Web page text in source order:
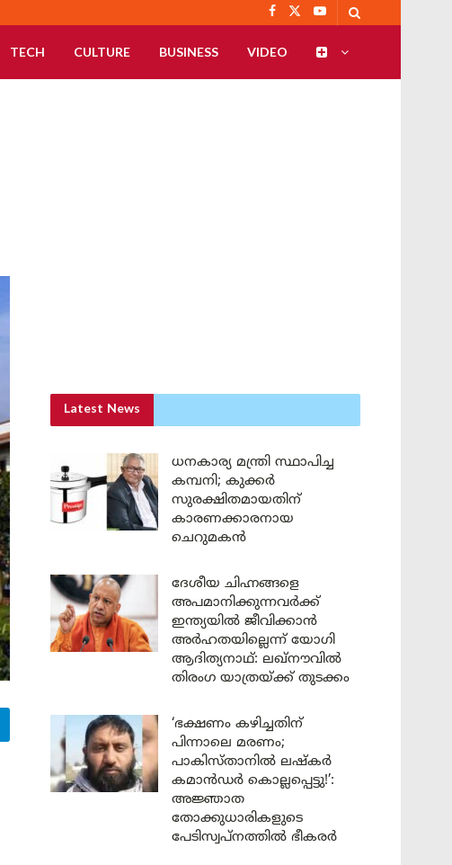
TECH CULTURE BUSINESS VIDEO
Latest News
ധനകാര്യ മന്ത്രി സ്ഥാപിച്ച
കമ്പനി; കുക്കർ
സുരക്ഷിതമായതിന്
കാരണക്കാരനായ
ചെറുമകൻ
ദേശീയ ചിഹ്നങ്ങളെ
അപമാനിക്കുന്നവർക്ക്
ഇന്ത്യയിൽ ജീവിക്കാൻ
അർഹതയില്ലെന്ന് യോഗി
ആദിത്യനാഥ്: ലഖ്‌നൗവിൽ
തിരംഗ യാത്രയ്ക്ക് തുടക്കം
‘ഭക്ഷണം കഴിച്ചതിന്
പിന്നാലെ മരണം;
പാകിസ്താനിൽ ലഷ്കർ
കമാൻഡർ കൊല്ലപ്പെട്ടു!’:
അജ്ഞാത
തോക്കുധാരികളുടെ
പേടിസ്വപ്നത്തിൽ ഭീകരർ